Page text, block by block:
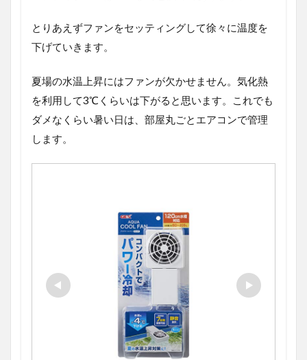
とりあえずファンをセッティングして徐々に温度を
下げていきます。
夏場の水温上昇にはファンが欠かせません。気化熱
を利用して3℃くらいは下がると思います。これでも
ダメなくらい暑い日は、部屋丸ごとエアコンで管理
します。